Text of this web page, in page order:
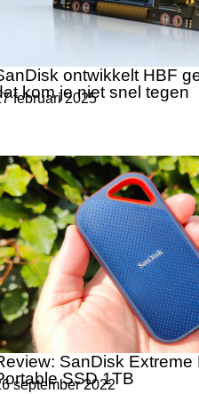
ontwikkelt HBF
kom je niet snel tegen
februari 2025
SanDisk Extreme
SSD 1TB
september 2022